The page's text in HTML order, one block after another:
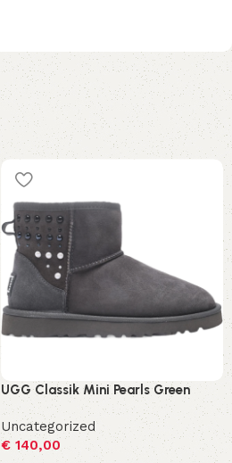
UGG Classik Mini Pearls Green
Uncategorized
€ 140,00